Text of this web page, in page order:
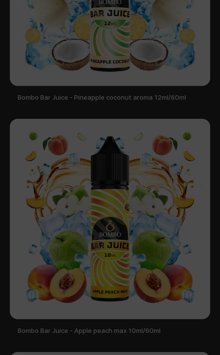
Bombo Bar Juice - Pineapple coconut aroma 12ml/60ml
Bombo Bar Juice - Apple peach max 10ml/60ml